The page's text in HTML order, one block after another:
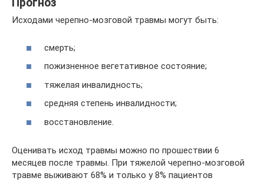
Исходами черепно-мозговой травмы могут быть:
смерть;
пожизненное вегетативное состояние;
тяжелая инвалидность;
средняя степень инвалидности;
восстановление.
Оценивать исход травмы можно по прошествии 6
месяцев после травмы. При тяжелой черепно-мозговой
травме выживают 68% и только у 8% пациентов